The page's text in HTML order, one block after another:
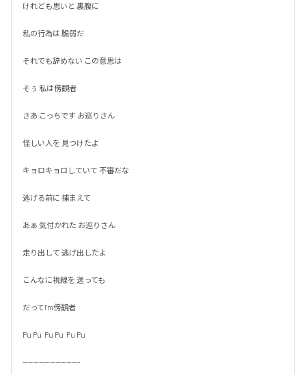
けれども思いと 裏腹に
私の行為は 脆弱だ
それでも辞めない この意思は
そぅ 私は傍観者
さあ こっちです お巡りさん
怪しい人を 見つけたよ
キョロキョロしていて 不審だな
逃げる前に 捕まえて
あぁ 気付かれた お巡りさん
走り出して 逃げ出したよ
こんなに視線を 送っても
だってI'm傍観者
Pu Pu  Pu Pu  Pu Pu
---------------------